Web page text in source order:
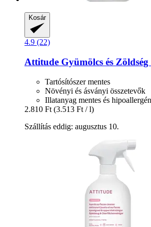
Kosár
4.9 (22)
Attitude Gyümölcs és
Tartósítószer mentes
Növényi és ásványi összetevők
Illatanyag mentes és hipoallergén
2.810 Ft (3.513 Ft / l)
Szállítás eddig: augusztus 10.